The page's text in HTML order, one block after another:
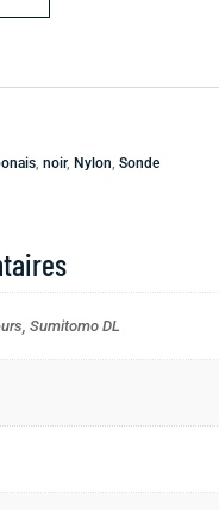
, noir, Nylon, Sonde
Sumitomo DL